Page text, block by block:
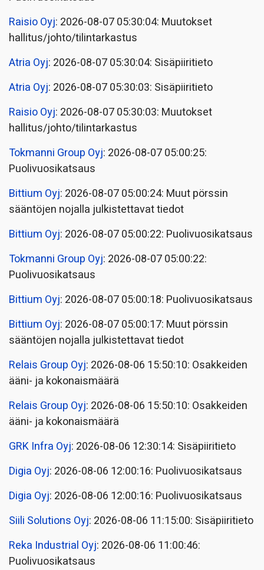
Raisio Oyj: 2026-08-07 05:30:04: Muutokset
hallitus/johto/tilintarkastus
Atria Oyj: 2026-08-07 05:30:04: Sisäpiiritieto
Atria Oyj: 2026-08-07 05:30:03: Sisäpiiritieto
Raisio Oyj: 2026-08-07 05:30:03: Muutokset
hallitus/johto/tilintarkastus
Tokmanni Group Oyj: 2026-08-07 05:00:25:
Puolivuosikatsaus
Bittium Oyj: 2026-08-07 05:00:24: Muut pörssin
sääntöjen nojalla julkistettavat tiedot
Bittium Oyj: 2026-08-07 05:00:22: Puolivuosikatsaus
Tokmanni Group Oyj: 2026-08-07 05:00:22:
Puolivuosikatsaus
Bittium Oyj: 2026-08-07 05:00:18: Puolivuosikatsaus
Bittium Oyj: 2026-08-07 05:00:17: Muut pörssin
sääntöjen nojalla julkistettavat tiedot
Relais Group Oyj: 2026-08-06 15:50:10: Osakkeiden
ääni- ja kokonaismäärä
Relais Group Oyj: 2026-08-06 15:50:10: Osakkeiden
ääni- ja kokonaismäärä
GRK Infra Oyj: 2026-08-06 12:30:14: Sisäpiiritieto
Digia Oyj: 2026-08-06 12:00:16: Puolivuosikatsaus
Digia Oyj: 2026-08-06 12:00:16: Puolivuosikatsaus
Siili Solutions Oyj: 2026-08-06 11:15:00: Sisäpiiritieto
Reka Industrial Oyj: 2026-08-06 11:00:46:
Puolivuosikatsaus